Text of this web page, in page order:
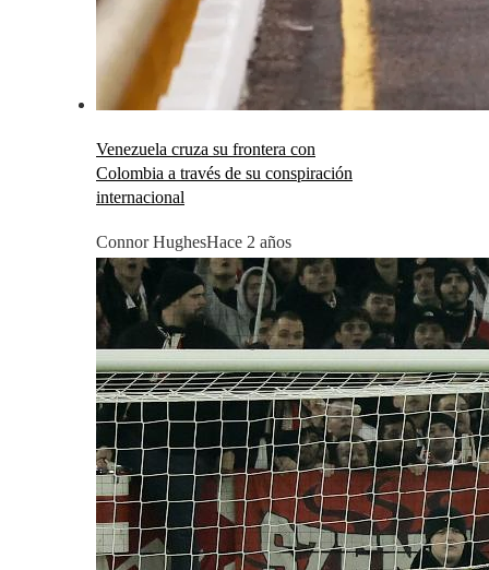
Venezuela cruza su frontera con
Colombia a través de su conspiración
internacional
Connor HughesHace 2 años